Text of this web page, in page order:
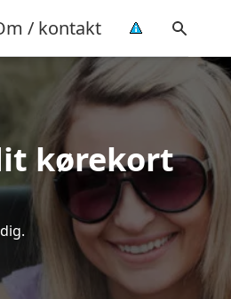
/ kontakt
kørekort